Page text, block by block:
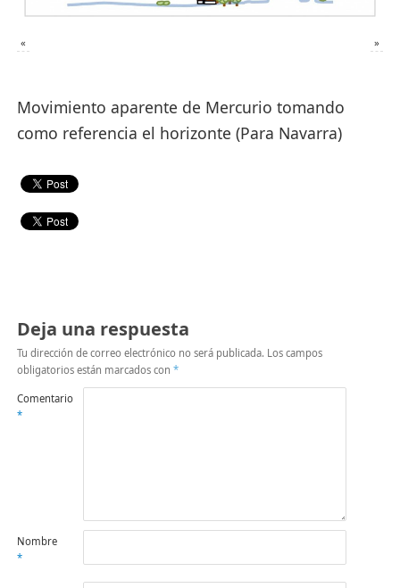
« »
Movimiento aparente de Mercurio tomando
como referencia el horizonte (Para Navarra)
Deja una respuesta
Tu dirección de correo electrónico no será publicada. Los campos
obligatorios están marcados con *
Comentario
*
Nombre
*